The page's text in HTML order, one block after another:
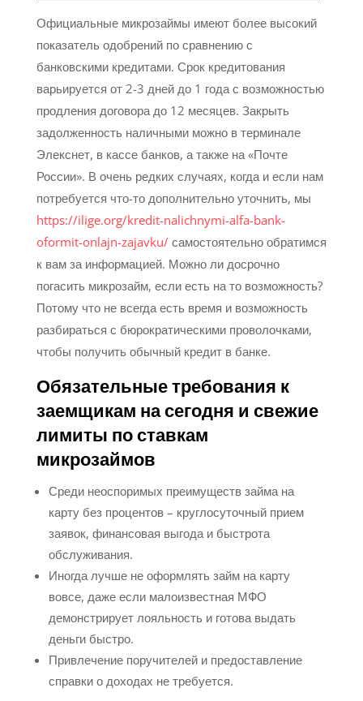
Официальные микрозаймы имеют более высокий
показатель одобрений по сравнению с
банковскими кредитами. Срок кредитования
варьируется от 2-3 дней до 1 года с возможностью
продления договора до 12 месяцев. Закрыть
задолженность наличными можно в терминале
Элекснет, в кассе банков, а также на «Почте
России». В очень редких случаях, когда и если нам
потребуется что-то дополнительно уточнить, мы
https://ilige.org/kredit-nalichnymi-alfa-bank-
oformit-onlajn-zajavku/самостоятельно обратимся
к вам за информацией. Можно ли досрочно
погасить микрозайм, если есть на то возможность?
Потому что не всегда есть время и возможность
разбираться с бюрократическими проволочками,
чтобы получить обычный кредит в банке.
Обязательные требования к
заемщикам на сегодня и свежие
лимиты по ставкам
микрозаймов
Среди неоспоримых преимуществ займа на
карту без процентов – круглосуточный прием
заявок, финансовая выгода и быстрота
обслуживания.
Иногда лучше не оформлять займ на карту
вовсе, даже если малоизвестная МФО
демонстрирует лояльность и готова выдать
деньги быстро.
Привлечение поручителей и предоставление
справки о доходах не требуется.